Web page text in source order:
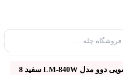
ماشین لباسشویی دوو مدل LM-840W سفید 8